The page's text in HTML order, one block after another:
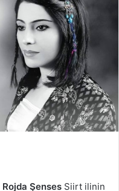
Rojda Şenses Siirt ilinin